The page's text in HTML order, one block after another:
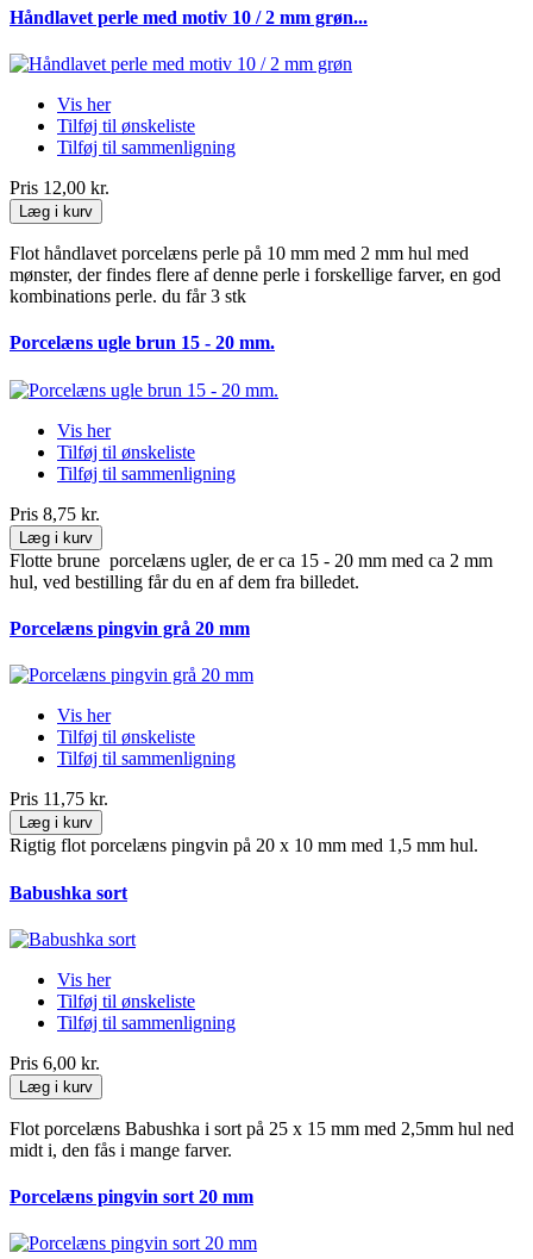
Håndlavet perle med motiv 10 / 2 mm grøn...
Vis her
Tilføj til ønskeliste
Tilføj til sammenligning
Pris 12,00 kr.
Læg i kurv
Flot håndlavet porcelæns perle på 10 mm med 2 mm hul med
mønster, der findes flere af denne perle i forskellige farver, en god
kombinations perle. du får 3 stk
Porcelæns ugle brun 15 - 20 mm.
Vis her
Tilføj til ønskeliste
Tilføj til sammenligning
Pris 8,75 kr.
Læg i kurv
Flotte brune porcelæns ugler, de er ca 15 - 20 mm med ca 2 mm
hul, ved bestilling får du en af dem fra billedet.
Porcelæns pingvin grå 20 mm
Vis her
Tilføj til ønskeliste
Tilføj til sammenligning
Pris 11,75 kr.
Læg i kurv
Rigtig flot porcelæns pingvin på 20 x 10 mm med 1,5 mm hul.
Babushka sort
Vis her
Tilføj til ønskeliste
Tilføj til sammenligning
Pris 6,00 kr.
Læg i kurv
Flot porcelæns Babushka i sort på 25 x 15 mm med 2,5mm hul ned
midt i, den fås i mange farver.
Porcelæns pingvin sort 20 mm